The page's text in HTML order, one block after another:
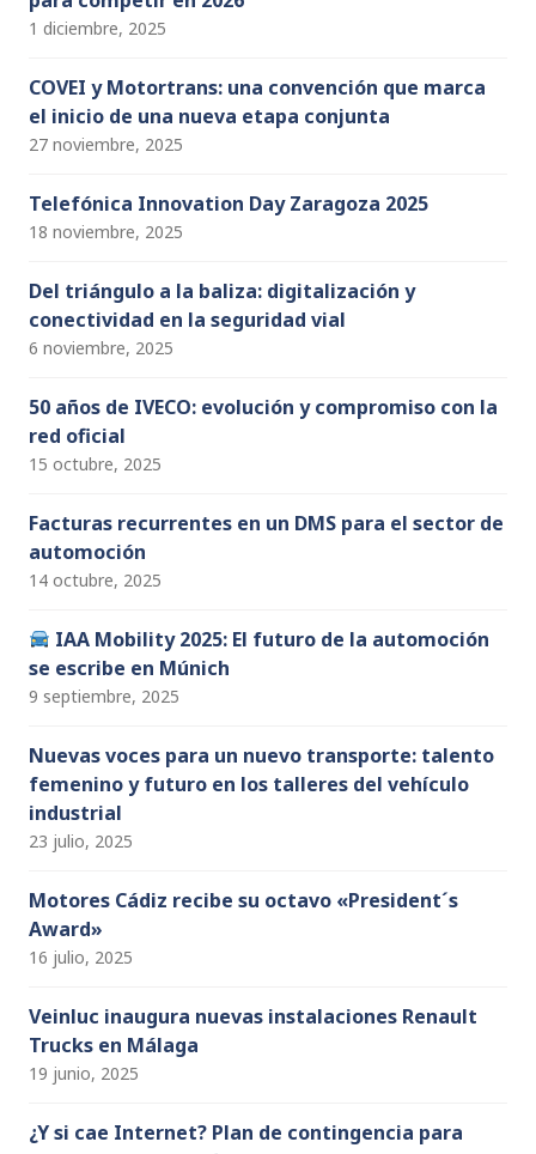
1 diciembre, 2025
COVEI y Motortrans: una convención que marca
el inicio de una nueva etapa conjunta
27 noviembre, 2025
Telefónica Innovation Day Zaragoza 2025
18 noviembre, 2025
Del triángulo a la baliza: digitalización y
conectividad en la seguridad vial
6 noviembre, 2025
50 años de IVECO: evolución y compromiso con la
red oficial
15 octubre, 2025
Facturas recurrentes en un DMS para el sector de
automoción
14 octubre, 2025
IAA Mobility 2025: El futuro de la automoción
se escribe en Múnich
9 septiembre, 2025
Nuevas voces para un nuevo transporte: talento
femenino y futuro en los talleres del vehículo
industrial
23 julio, 2025
Motores Cádiz recibe su octavo «President´s
Award»
16 julio, 2025
Veinluc inaugura nuevas instalaciones Renault
Trucks en Málaga
19 junio, 2025
¿Y si cae Internet? Plan de contingencia para